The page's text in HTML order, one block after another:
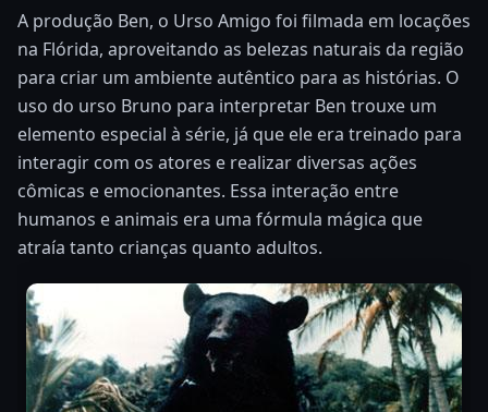
A produção Ben, o Urso Amigo foi filmada em locações
na Flórida, aproveitando as belezas naturais da região
para criar um ambiente autêntico para as histórias. O
uso do urso Bruno para interpretar Ben trouxe um
elemento especial à série, já que ele era treinado para
interagir com os atores e realizar diversas ações
cômicas e emocionantes. Essa interação entre
humanos e animais era uma fórmula mágica que
atraía tanto crianças quanto adultos.